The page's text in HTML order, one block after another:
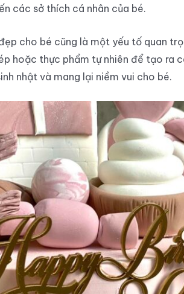
các sở thích cá nhân của bé.
cho bé cũng là một yếu tố quan
hoặc thực phẩm tự nhiên để tạo
nhật và mang lại niềm vui cho bé.